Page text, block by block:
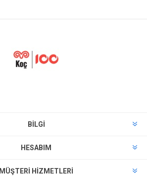
BILGI
HESABIM
MÜŞTERI HIZMETLERI